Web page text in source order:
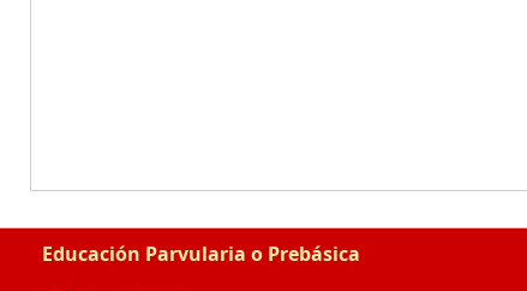
Educación Parvularia o Prebásica